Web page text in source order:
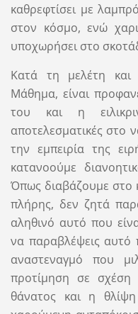
καθρεφτίσει με
στον κόσμο, ενώ
υποχωρήσει στο
Κατά τη μελέτη και
Μάθημα, είναι
του και η
αποτελεσματικές στο
την εμπειρία της
κατανοούμε
Όπως διαβάζουμε στο
πλήρης, δεν ζητά
αληθινό αυτό που
να παραβλέψεις αυτό
αναστεναγμό που
προτίμηση σε
θάνατος και η